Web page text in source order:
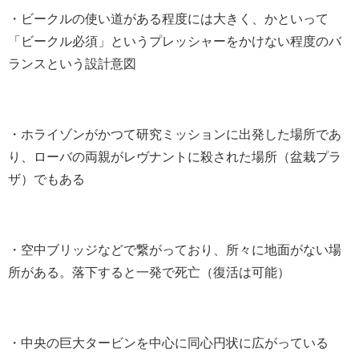
・ビークルの使い道がある程度には大きく、かといって
「ビークル必須」というプレッシャーをかけない程度のバ
ランスという設計意図
・ホライゾンがかつて研究ミッションに出発した場所であ
り、ローバの両親がレヴナントに殺された場所（盆栽プラ
ザ）でもある
・空中ブリッジなどで繋がっており、所々に地面がない場
所がある。落下すると一発で死亡（復活は可能）
・中央の巨大タービンを中心に同心円状に広がっている